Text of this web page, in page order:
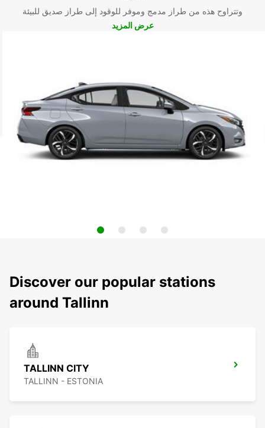
وتتراوح هذه من طراز مدمج وموفر للوقود إلى طراز صديق للبيئة
عرض المزيد
Discover our popular stations
around Tallinn
TALLINN CITY
TALLINN - ESTONIA